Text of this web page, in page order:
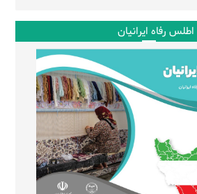
اطلس رفاه ایرانیان